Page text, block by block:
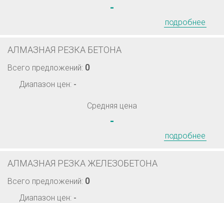
-
подробнее
АЛМАЗНАЯ РЕЗКА БЕТОНА
Всего предложений: 0
Диапазон цен: -
Средняя цена
-
подробнее
АЛМАЗНАЯ РЕЗКА ЖЕЛЕЗОБЕТОНА
Всего предложений: 0
Диапазон цен: -